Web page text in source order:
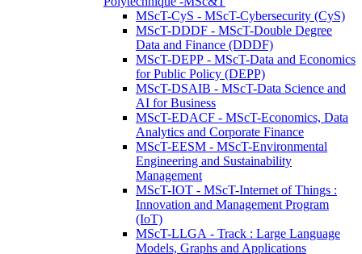
MScT-CyS - MScT-Cybersecurity (CyS)
MScT-DDDF - MScT-Double Degree
Data and Finance (DDDF)
MScT-DEPP - MScT-Data and Economics
for Public Policy (DEPP)
MScT-DSAIB - MScT-Data Science and
AI for Business
MScT-EDACF - MScT-Economics, Data
Analytics and Corporate Finance
MScT-EESM - MScT-Environmental
Engineering and Sustainability
Management
MScT-IOT - MScT-Internet of Things :
Innovation and Management Program
(IoT)
MScT-LLGA - Track : Large Language
Models, Graphs and Applications